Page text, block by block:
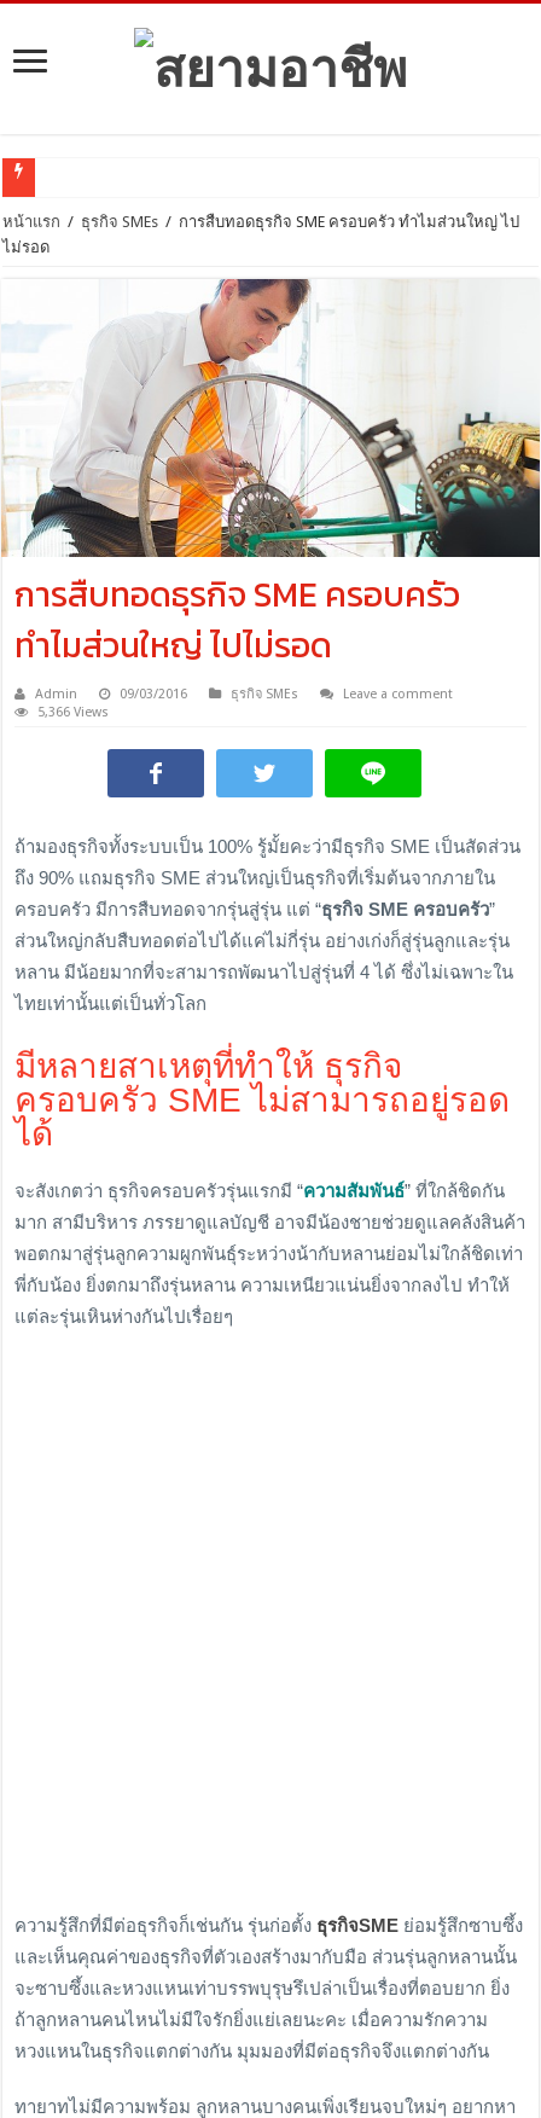
หน้าแรก / ธุรกิจ SMEs / การสืบทอดธุรกิจ SME ครอบครัว ทำไมส่วนใหญ่ ไป
ไม่รอด
การสืบทอดธุรกิจ SME ครอบครัว
ทำไมส่วนใหญ่ ไปไม่รอด
Admin 09/03/2016 ธุรกิจ SMEs
Leave a comment
5,366 Views
ถ้ามองธุรกิจทั้งระบบเป็น 100% รู้มั้ยคะว่ามีธุรกิจ SME เป็นสัดส่วน
ถึง 90% แถมธุรกิจ SME ส่วนใหญ่เป็นธุรกิจที่เริ่มต้นจากภายใน
ครอบครัว มีการสืบทอดจากรุ่นสู่รุ่น แต่ “ธุรกิจ SME ครอบครัว”
ส่วนใหญ่กลับสืบทอดต่อไปได้แค่ไม่กี่รุ่น อย่างเก่งก็สู่รุ่นลูกและรุ่น
หลาน มีน้อยมากที่จะสามารถพัฒนาไปสู่รุ่นที่ 4 ได้ ซึ่งไม่เฉพาะใน
ไทยเท่านั้นแต่เป็นทั่วโลก
มีหลายสาเหตุที่ทำให้ ธุรกิจ
ครอบครัว SME ไม่สามารถอยู่รอด
ได้
จะสังเกตว่า ธุรกิจครอบครัวรุ่นแรกมี “ความสัมพันธ์” ที่ใกล้ชิดกัน
มาก สามีบริหาร ภรรยาดูแลบัญชี อาจมีน้องชายช่วยดูแลคลังสินค้า
พอตกมาสู่รุ่นลูกความผูกพันธุ์ระหว่างน้ากับหลานย่อมไม่ใกล้ชิดเท่า
พี่กับน้อง ยิ่งตกมาถึงรุ่นหลาน ความเหนียวแน่นยิ่งจากลงไป ทำให้
แต่ละรุ่นเหินห่างกันไปเรื่อยๆ
ความรู้สึกที่มีต่อธุรกิจก็เช่นกัน รุ่นก่อตั้ง ธุรกิจSME ย่อมรู้สึกซาบซึ้ง
และเห็นคุณค่าของธุรกิจที่ตัวเองสร้างมากับมือ ส่วนรุ่นลูกหลานนั้น
จะซาบซึ้งและหวงแหนเท่าบรรพบุรุษรึเปล่าเป็นเรื่องที่ตอบยาก ยิ่ง
ถ้าลูกหลานคนไหนไม่มีใจรักยิ่งแย่เลยนะคะ เมื่อความรักความ
หวงแหนในธุรกิจแตกต่างกัน มุมมองที่มีต่อธุรกิจจึงแตกต่างกัน
ทายาทไม่มีความพร้อม ลูกหลานบางคนเพิ่งเรียนจบใหม่ๆ อยากหา